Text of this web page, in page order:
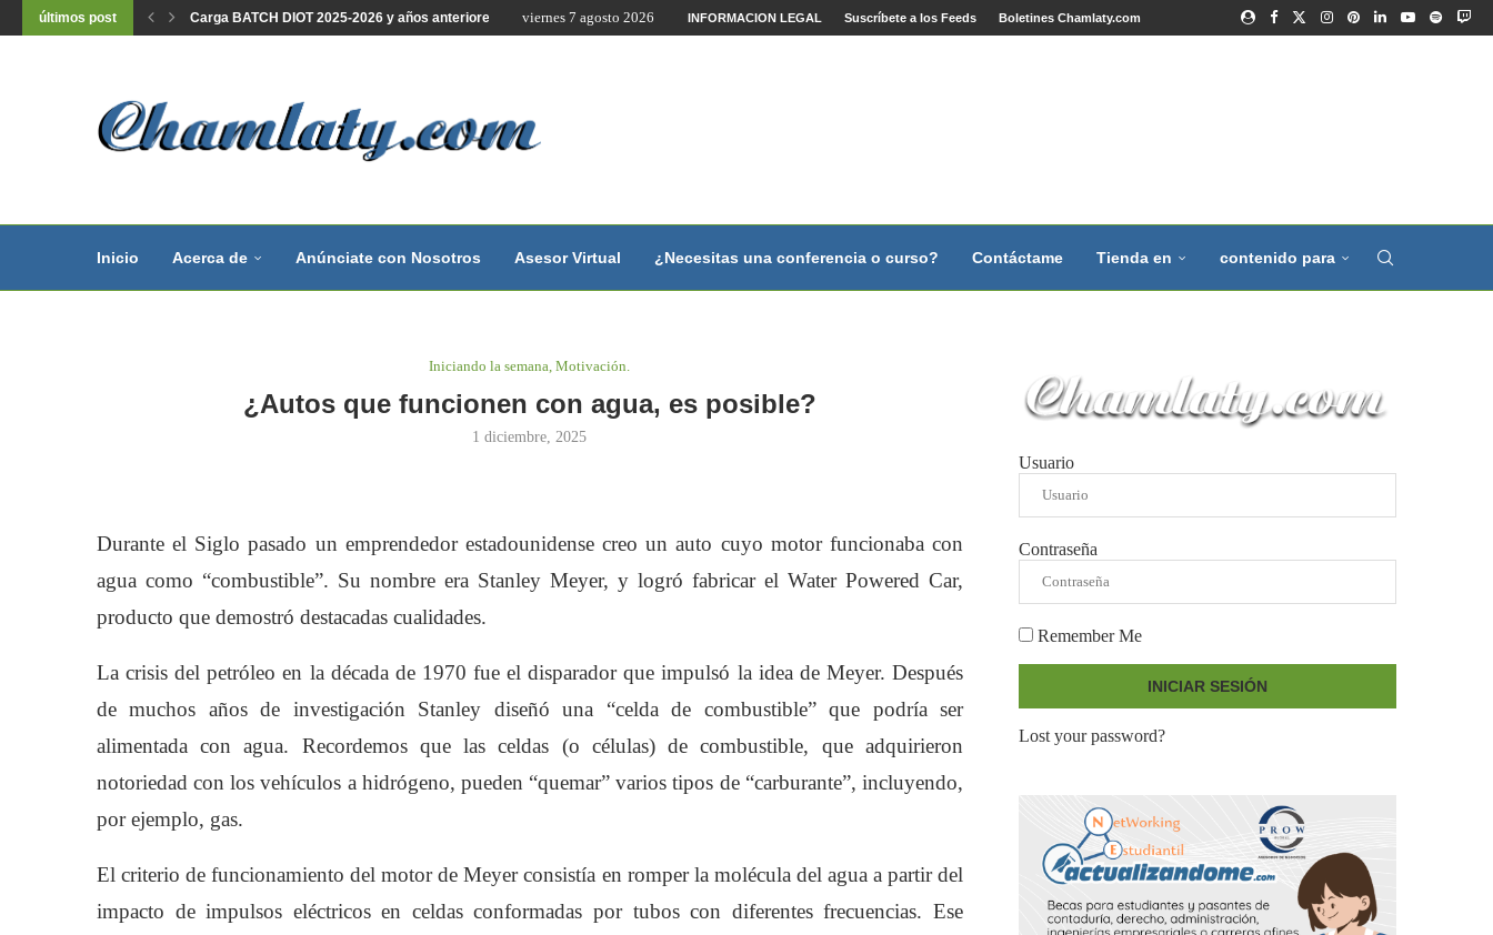
últimos post Carga BATCH DIOT 2025-2026 y años anteriores, lista...viernes 7 agosto 2026 INFORMACION LEGAL Suscríbete a los Feeds Boletines Chamlaty.com
Inicio Acerca de Anúnciate con Nosotros Asesor Virtual ¿Necesitas una conferencia o curso? Contáctame Tienda en contenido para
Iniciando la semana, Motivación.
¿Autos que funcionen con agua, es posible?
1 diciembre, 2025
Durante el Siglo pasado un emprendedor estadounidense creo un auto cuyo motor funcionaba con
agua como “combustible”. Su nombre era Stanley Meyer, y logró fabricar el Water Powered Car,
producto que demostró destacadas cualidades.
La crisis del petróleo en la década de 1970 fue el disparador que impulsó la idea de Meyer. Después
de muchos años de investigación Stanley diseñó una “celda de combustible” que podría ser
alimentada con agua. Recordemos que las celdas (o células) de combustible, que adquirieron
notoriedad con los vehículos a hidrógeno, pueden “quemar” varios tipos de “carburante”, incluyendo,
por ejemplo, gas.
El criterio de funcionamiento del motor de Meyer consistía en romper la molécula del agua a partir del
impacto de impulsos eléctricos en celdas conformadas por tubos con diferentes frecuencias. Ese
Usuario
Contraseña
Remember Me
INICIAR SESIÓN
Lost your password?